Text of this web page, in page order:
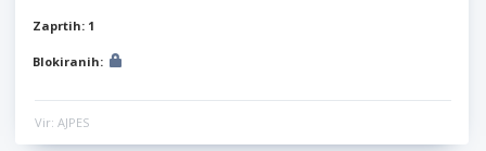
Zaprtih: 1
Blokiranih:
Vir: AJPES